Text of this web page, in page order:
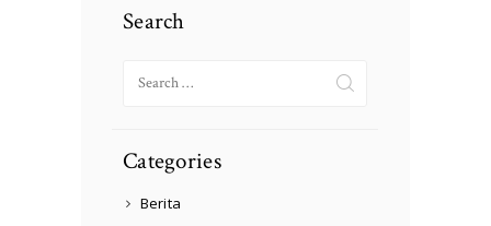
Search
for:
Categories
Berita